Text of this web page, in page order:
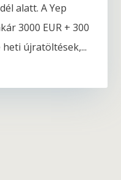
alatt. A Yep
3000 EUR + 300
újratöltések,...